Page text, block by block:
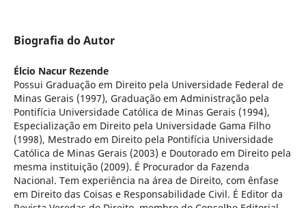
Biografia do Autor
Élcio Nacur Rezende
Possui Graduação em Direito pela Universidade Federal de
Minas Gerais (1997), Graduação em Administração pela
Pontifícia Universidade Católica de Minas Gerais (1994),
Especialização em Direito pela Universidade Gama Filho
(1998), Mestrado em Direito pela Pontifícia Universidade
Católica de Minas Gerais (2003) e Doutorado em Direito pela
mesma instituição (2009). É Procurador da Fazenda
Nacional. Tem experiência na área de Direito, com ênfase
em Direito das Coisas e Responsabilidade Civil. É Editor da